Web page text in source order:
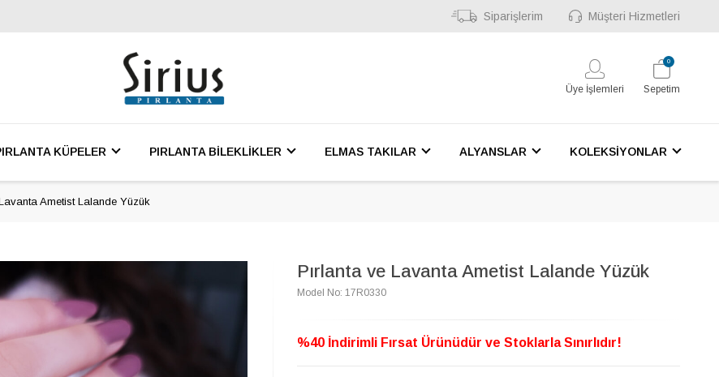
Siparişlerim Müşteri Hizmetleri
Üye İşlemleri Sepetim
0
KÜPELER PIRLANTA BİLEKLİKLER ELMAS TAKILAR ALYANSLAR KOLEKSİYONLAR
Ametist Lalande Yüzük
Pırlanta ve Lavanta Ametist Lalande Yüzük
Model No: 17R0330
%40 İndirimli Fırsat Ürünüdür ve Stoklarla Sınırlıdır!